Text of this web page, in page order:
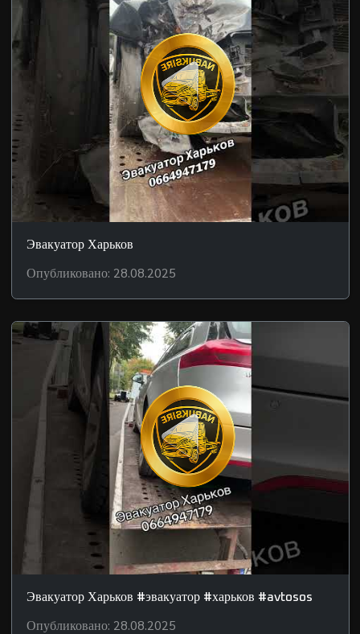
Эвакуатор Харьков
Опубликовано: 28.08.2025
Эвакуатор Харьков #эвакуатор #харьков #avtosos
Опубликовано: 28.08.2025